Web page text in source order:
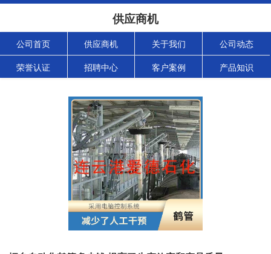
供应商机
公司首页 供应商机 关于我们 公司动态
荣誉认证 招聘中心 客户案例 产品知识